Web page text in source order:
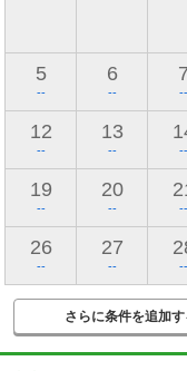
5
--
6
--
7
--
12
--
13
-- --
19
--
20
-- --
26
--
27
-- --
さらに条件を追加す